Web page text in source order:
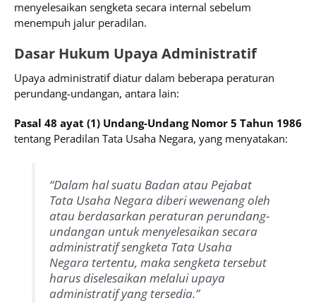
menyelesaikan sengketa secara internal sebelum
menempuh jalur peradilan.
Dasar Hukum Upaya Administratif
Upaya administratif diatur dalam beberapa peraturan
perundang-undangan, antara lain:
Pasal 48 ayat (1) Undang-Undang Nomor 5 Tahun 1986
tentang Peradilan Tata Usaha Negara, yang menyatakan:
“Dalam hal suatu Badan atau Pejabat
Tata Usaha Negara diberi wewenang oleh
atau berdasarkan peraturan perundang-
undangan untuk menyelesaikan secara
administratif sengketa Tata Usaha
Negara tertentu, maka sengketa tersebut
harus diselesaikan melalui upaya
administratif yang tersedia.”